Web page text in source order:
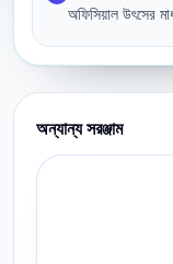
অফিসিয়াল উৎসের
অন্যান্য সরঞ্জাম